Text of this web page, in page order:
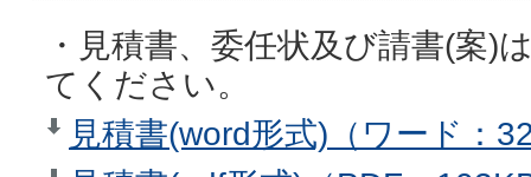
・見積書、委任状及び請書(案)
てください。
見積書(word形式)（ワード：